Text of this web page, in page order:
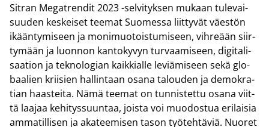
Sit­ran Me­gat­ren­dit 2023 -​selvityksen mu­kaan tu­le­vai­
suu­den kes­kei­set tee­mat Suo­mes­sa liit­ty­vät väes­tön
ikään­ty­mi­seen ja mo­ni­muo­tois­tu­mi­seen, vih­re­ään siir­
ty­mään ja luon­non kan­to­ky­vyn tur­vaa­mi­seen, di­gi­ta­li­
saa­tion ja tek­no­lo­gian kaik­kial­le le­viä­mi­seen sekä glo­
baa­lien krii­sien hal­lin­taan osana ta­lou­den ja de­mo­kra­
tian haas­tei­ta. Nämä tee­mat on tun­nis­tet­tu osana viit­
tä laa­jaa ke­hi­tys­suun­taa, jois­ta voi muo­dos­tua eri­lai­sia
am­ma­til­li­sen ja aka­tee­mi­sen tason työ­teh­tä­viä. Nuo­ret